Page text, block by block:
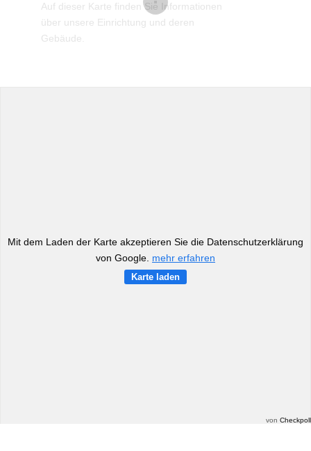
Auf dieser Karte finden Sie Informationen
über unsere Einrichtung und deren
Gebäude.
Mit dem Laden der Karte akzeptieren Sie die Datenschutzerklärung
von Google. mehr erfahren
Karte laden
von Checkpoll